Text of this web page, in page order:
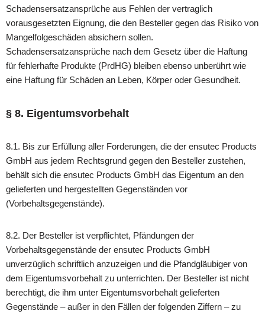
Schadensersatzansprüche aus Fehlen der vertraglich
vorausgesetzten Eignung, die den Besteller gegen das Risiko von
Mangelfolgeschäden absichern sollen.
Schadensersatzansprüche nach dem Gesetz über die Haftung
für fehlerhafte Produkte (PrdHG) bleiben ebenso unberührt wie
eine Haftung für Schäden an Leben, Körper oder Gesundheit.
§ 8. Eigentumsvorbehalt
8.1. Bis zur Erfüllung aller Forderungen, die der ensutec Products
GmbH aus jedem Rechtsgrund gegen den Besteller zustehen,
behält sich die ensutec Products GmbH das Eigentum an den
gelieferten und hergestellten Gegenständen vor
(Vorbehaltsgegenstände).
8.2. Der Besteller ist verpflichtet, Pfändungen der
Vorbehaltsgegenstände der ensutec Products GmbH
unverzüglich schriftlich anzuzeigen und die Pfandgläubiger von
dem Eigentumsvorbehalt zu unterrichten. Der Besteller ist nicht
berechtigt, die ihm unter Eigentumsvorbehalt gelieferten
Gegenstände – außer in den Fällen der folgenden Ziffern – zu